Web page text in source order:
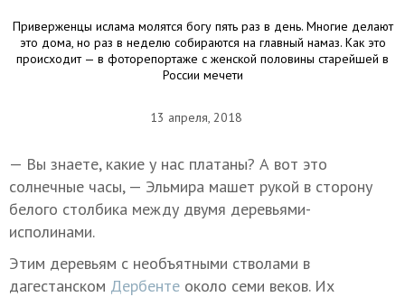
Приверженцы ислама молятся богу пять раз в день. Многие делают
это дома, но раз в неделю собираются на главный намаз. Как это
происходит — в фоторепортаже с женской половины старейшей в
России мечети
13 апреля, 2018
— Вы знаете, какие у нас платаны? А вот это
солнечные часы, — Эльмира машет рукой в сторону
белого столбика между двумя деревьями-
исполинами.
Этим деревьям с необъятными стволами в
дагестанском Дербенте около семи веков. Их